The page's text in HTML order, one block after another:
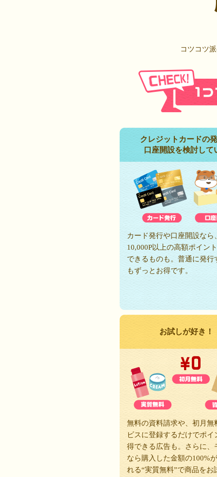
コツコツ
クレジットカードの
口座開設を検討して
カード発行や口座開設なら
10,000P以上の高額ポイン
できるものも。普通に発行
もずっとお得です。
お試しが好き！
無料の資料請求や、初月無
ビスに登録するだけでポイ
得できる広告も。さらに、
なら購入した金額の100%
れる“実質無料”で商品をお